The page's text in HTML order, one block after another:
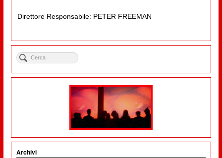
Direttore Responsabile: PETER FREEMAN
Archivi